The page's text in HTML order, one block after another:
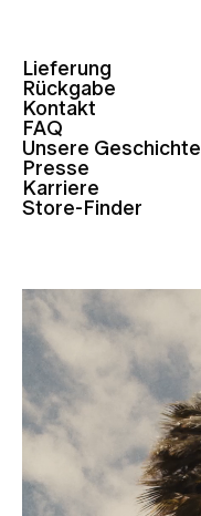
Lieferung
Rückgabe
Kontakt
FAQ
Unsere Geschichte
Presse
Karriere
Store-Finder